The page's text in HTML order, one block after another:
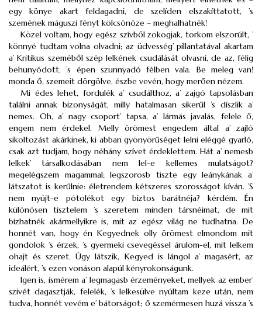
egy könye akart feldagadni, de szelíden elszakíttatott, ’s
szemének máguszi fényt kölcsönöze – meghalhatnék!
Közel voltam, hogy egész szívből zokogjak, torkom elszorúlt, ’
könnyé tudtam volna olvadni; az üdvesség’ pillantatával akartam
a’ Kritikus szeméből szép lelkének csudálását olvasni, de az, félig
behunyódott, ’s épen szunnyadó félben vala. Be meleg van!
monda ő, szemeit dörgölve, észbe vevén, hogy merően nézem.
Mi édes lehet, fordulék a’ csudálthoz, a’ zajgó tapsolásban
találni annak bizonyságát, milly hatalmasan sikerűl ’s díszlik a’
nemes. Oh, a’ nagy csoport’ tapsa, a’ lármás javalás, felele ő,
engem nem érdekel. Melly örömest engedem által a’ zajló
sikoltozást akárkinek, ki abban gyönyörűséget lelni eléggé gyarló,
csak azt tudjam, hogy néhány szívet érdeklettem. Hát a’ nemesb
lelkek’ társalkodásában nem lel-e kellemes mulatságot?
megelégszem magammal; legszorosb tiszte egy leánykának a’
látszatot is kerűlnie: életrendem kétszeres szorosságot kíván. ’S
nem nyújt-e pótolékot egy biztos barátnéja? kérdém. Én
különösen tisztelem ’s szeretem minden társnéimat, de mit
bízhatnék akármellyikre is, mit az egész világ ne tudhatna. De
honnét van, hogy én Kegyednek olly örömest elmondom mit
gondolok ’s érzek, ’s gyermeki csevegéssel árulom-el, mit lelkem
ohajt és szeret. Úgy látszik, Kegyed is lángol a’ magasért, az
ideálért, ’s ezen vonáson alapúl kényrokonságunk.
Igen is, ismérem a’ legmagasb érzeményeket, mellyek az ember’
szivét dagasztják, felelék, ’s lelkesülve nyúltam keze után, nem
tudva, honnét vevém e’ bátorságot; ő szemérmesen huzá vissza ’s